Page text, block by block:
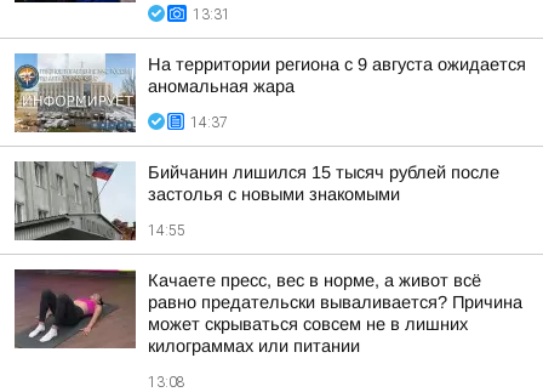
13:31
На территории региона с 9 августа ожидается
аномальная жара
14:37
Бийчанин лишился 15 тысяч рублей после
застолья с новыми знакомыми
14:55
Качаете пресс, вес в норме, а живот всё
равно предательски вываливается? Причина
может скрываться совсем не в лишних
килограммах или питании
13:08